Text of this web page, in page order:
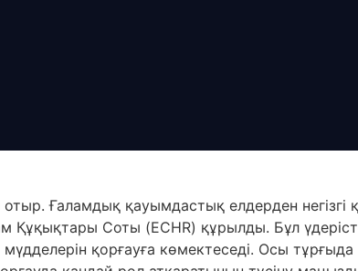
Ғаламдық қауымдастық елдерден негізгі
Соты (ECHR) құрылды. Бұл
қорғауға көмектеседі. Осы